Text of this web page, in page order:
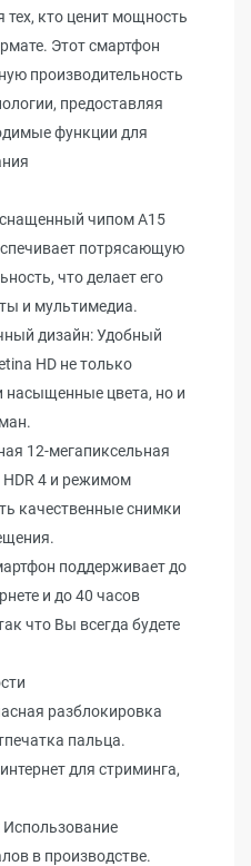
кто ценит мощность
Этот смартфон
производительность
предоставляя
функции для
чипом A15
потрясающую
что делает его
и мультимедиа.
дизайн: Удобный
HD не только
насыщенные цвета, но и
12-мегапиксельная
HDR 4 и режимом
качественные снимки
поддерживает до
и до 40 часов
что Вы всегда будете
разблокировка
пальца.
для стриминга,
Использование
в производстве.